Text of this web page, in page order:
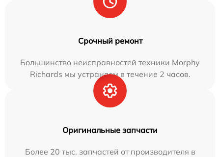
Срочный ремонт
Большинство неисправностей техники Morphy
Richards мы устраняем в течение 2 часов.
Оригинальные запчасти
Более 20 тыс. запчастей от производителя в